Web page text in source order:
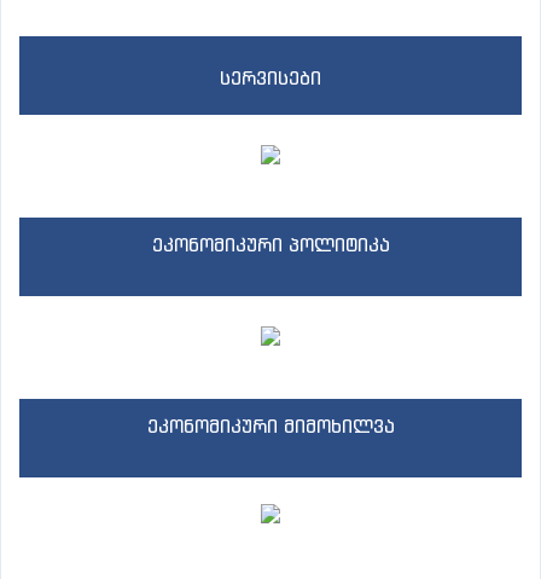
სერვისები
ეკონომიკური პოლიტიკა
ეკონომიკური მიმოხილვა